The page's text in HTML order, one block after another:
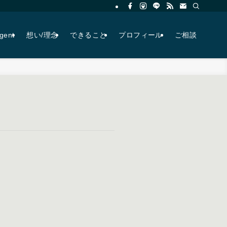
想い/理念 できること プロフィール ご相談